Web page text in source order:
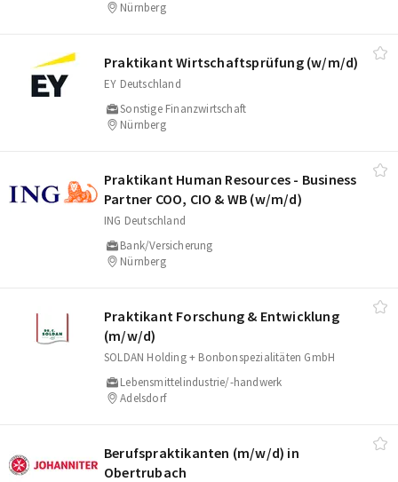
Nürnberg
Praktikant Wirtschaftsprüfung (w/​m/​d)
EY Deutschland
Sonstige Finanzwirtschaft
Nürnberg
Praktikant Human Resources - Business
Partner COO, CIO & WB (w/​m/​d)
ING Deutschland
Bank/Versicherung
Nürnberg
Praktikant Forschung & Entwicklung
(m/​w/​d)
SOLDAN Holding + Bonbonspezialitäten GmbH
Lebensmittelindustrie/-handwerk
Adelsdorf
Berufspraktikanten (m/​w/​d) in
Obertrubach